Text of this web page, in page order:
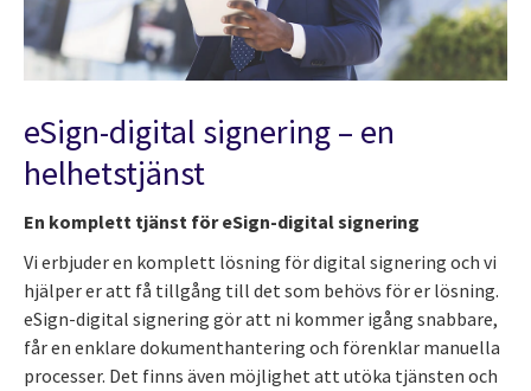
eSign-digital signering – en
helhetstjänst
En komplett tjänst för eSign-digital signering
Vi erbjuder en komplett lösning för digital signering och vi
hjälper er att få tillgång till det som behövs för er lösning.
eSign-digital signering gör att ni kommer igång snabbare,
får en enklare dokumenthantering och förenklar manuella
processer. Det finns även möjlighet att utöka tjänsten och